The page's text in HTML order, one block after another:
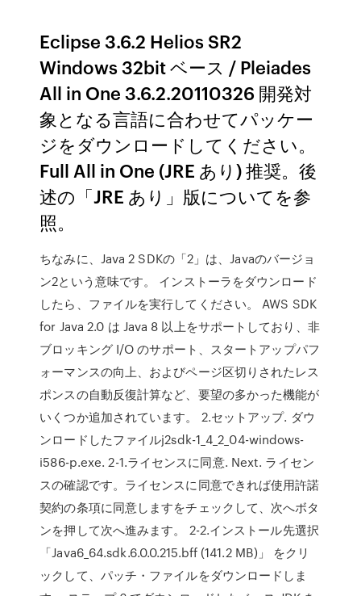
Eclipse 3.6.2 Helios SR2
Windows 32bit ベース / Pleiades
All in One 3.6.2.20110326 開発対
象となる言語に合わせてパッケー
ジをダウンロードしてください。
Full All in One (JRE あり) 推奨。後
述の「JRE あり」版についてを参
照。
ちなみに、Java 2 SDKの「2」は、Javaのバージョ
ン2という意味です。 インストーラをダウンロード
したら、ファイルを実行してください。 AWS SDK
for Java 2.0 は Java 8 以上をサポートしており、非
ブロッキング I/O のサポート、スタートアップパフ
ォーマンスの向上、およびページ区切りされたレス
ポンスの自動反復計算など、要望の多かった機能が
いくつか追加されています。 2.セットアップ. ダウ
ンロードしたファイルj2sdk-1_4_2_04-windows-
i586-p.exe. 2-1.ライセンスに同意. Next. ライセン
スの確認です。ライセンスに同意できれば使用許諾
契約の条項に同意しますをチェックして、次へボタ
ンを押して次へ進みます。 2-2.インストール先選択
「Java6_64.sdk.6.0.0.215.bff (141.2 MB)」 をクリ
ックして、パッチ・ファイルをダウンロードしま